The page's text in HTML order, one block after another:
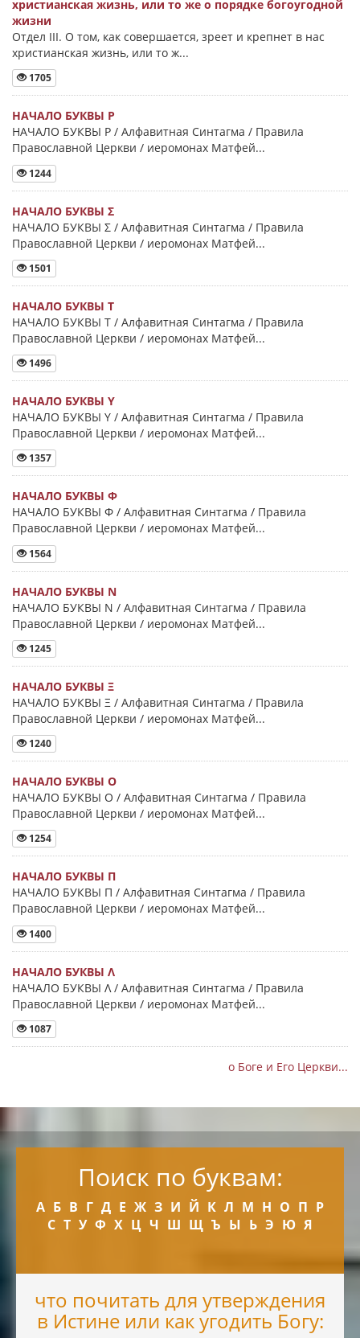
христианская жизнь, или то же о порядке богоугодной
жизни
Отдел III. О том, как совершается, зреет и крепнет в нас
христианская жизнь, или то ж...
1705
НАЧАЛО БУКВЫ Ρ
НАЧАЛО БУКВЫ Ρ / Алфавитная Синтагма / Правила
Православной Церкви / иеромонах Матфей...
1244
НАЧАЛО БУКВЫ Σ
НАЧАЛО БУКВЫ Σ / Алфавитная Синтагма / Правила
Православной Церкви / иеромонах Матфей...
1501
НАЧАЛО БУКВЫ Τ
НАЧАЛО БУКВЫ Τ / Алфавитная Синтагма / Правила
Православной Церкви / иеромонах Матфей...
1496
НАЧАЛО БУКВЫ Y
НАЧАЛО БУКВЫ Y / Алфавитная Синтагма / Правила
Православной Церкви / иеромонах Матфей...
1357
НАЧАЛО БУКВЫ Φ
НАЧАЛО БУКВЫ Φ / Алфавитная Синтагма / Правила
Православной Церкви / иеромонах Матфей...
1564
НАЧАЛО БУКВЫ Ν
НАЧАЛО БУКВЫ Ν / Алфавитная Синтагма / Правила
Православной Церкви / иеромонах Матфей...
1245
НАЧАЛО БУКВЫ Ξ
НАЧАЛО БУКВЫ Ξ / Алфавитная Синтагма / Правила
Православной Церкви / иеромонах Матфей...
1240
НАЧАЛО БУКВЫ Ο
НАЧАЛО БУКВЫ Ο / Алфавитная Синтагма / Правила
Православной Церкви / иеромонах Матфей...
1254
НАЧАЛО БУКВЫ Π
НАЧАЛО БУКВЫ Π / Алфавитная Синтагма / Правила
Православной Церкви / иеромонах Матфей...
1400
НАЧАЛО БУКВЫ Λ
НАЧАЛО БУКВЫ Λ / Алфавитная Синтагма / Правила
Православной Церкви / иеромонах Матфей...
1087
о Боге и Его Церкви...
Поиск по буквам:
А Б В Г Д Е Ж З И Й К Л М Н О П Р
С Т У Ф Х Ц Ч Ш Щ Ъ Ы Ь Э Ю Я
что почитать для утверждения
в Истине или как угодить Богу: